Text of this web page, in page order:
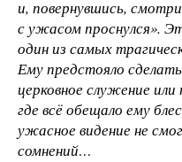
и, повернувшись,
с ужасом проснулся».
один из самых
Ему предстояло
церковное служение
где всё обещало ему
ужасное видение не
сомнений…